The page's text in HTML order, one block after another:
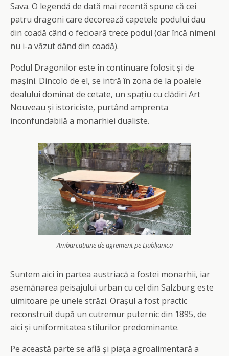
Sava. O legendă de dată mai recentă spune că cei
patru dragoni care decorează capetele podului dau
din coadă când o fecioară trece podul (dar încă nimeni
nu i-a văzut dând din coadă).
Podul Dragonilor este în continuare folosit și de
mașini. Dincolo de el, se intră în zona de la poalele
dealului dominat de cetate, un spațiu cu clădiri Art
Nouveau și istoriciste, purtând amprenta
inconfundabilă a monarhiei dualiste.
Ambarcațiune de agrement pe Ljubljanica
Suntem aici în partea austriacă a fostei monarhii, iar
asemănarea peisajului urban cu cel din Salzburg este
uimitoare pe unele străzi. Orașul a fost practic
reconstruit după un cutremur puternic din 1895, de
aici și uniformitatea stilurilor predominante.
Pe această parte se află și piața agroalimentară a